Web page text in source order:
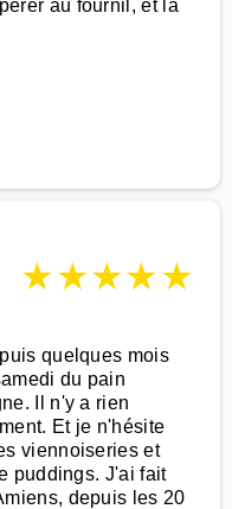
au fournil, et la
★★★★★
quelques mois
du pain
Il n'y a rien
Et je n'hésite
viennoiseries et
puddings. J'ai fait
depuis les 20